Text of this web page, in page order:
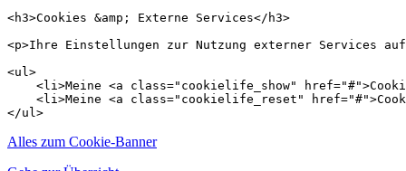
<h3>Cookies &amp; Externe Services</h3>
<p>Ihre Einstellungen zur Nutzung externer Services
<ul>
<li>Meine <a class="cookielife_show"
<li>Meine <a class="cookielife_reset"
</ul>
Alles zum Cookie-Banner